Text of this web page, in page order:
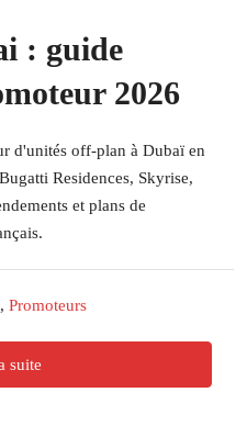
: guide
2026
d'unités off-plan à Dubaï en
Residences, Skyrise,
et plans de
, Promoteurs
suite